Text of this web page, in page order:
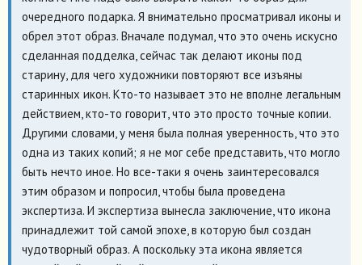
очередного подарка. Я внимательно просматривал иконы и
обрел этот образ. Вначале подумал, что это очень искусно
сделанная подделка, сейчас так делают иконы под
старину, для чего художники повторяют все изъяны
старинных икон. Кто-то называет это не вполне легальным
действием, кто-то говорит, что это просто точные копии.
Другими словами, у меня была полная уверенность, что это
одна из таких копий; я не мог себе представить, что могло
быть нечто иное. Но все-таки я очень заинтересовался
этим образом и попросил, чтобы была проведена
экспертиза. И экспертиза вынесла заключение, что икона
принадлежит той самой эпохе, в которую был создан
чудотворный образ. А поскольку эта икона является